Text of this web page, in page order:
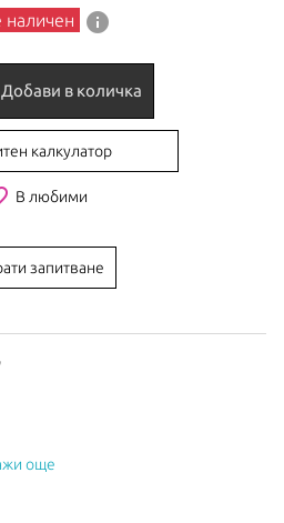
наличен info
Добави в количка
калкулатор
В любими
запитване
още